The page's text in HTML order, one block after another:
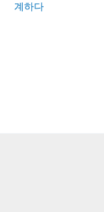
계하다